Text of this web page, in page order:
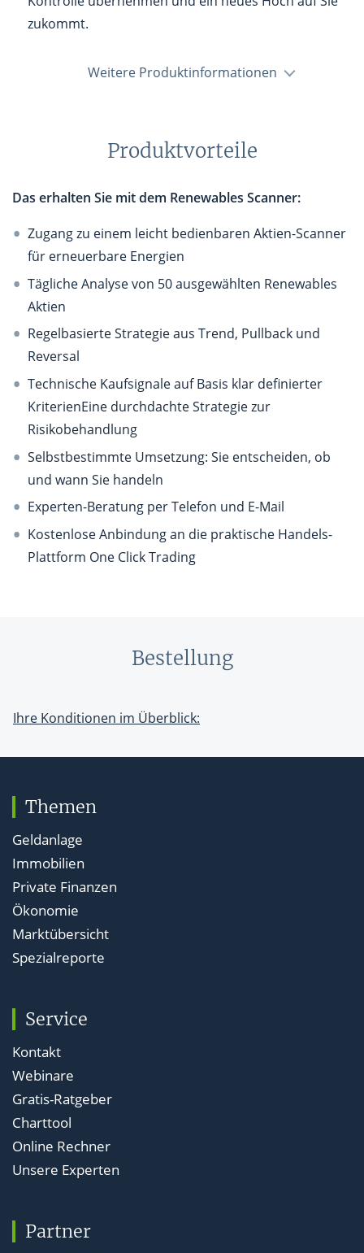
zukommt.
Weitere Produktinformationen
Produktvorteile
Das erhalten Sie mit dem Renewables Scanner:
Zugang zu einem leicht bedienbaren Aktien-Scanner
für erneuerbare Energien
Tägliche Analyse von 50 ausgewählten Renewables
Aktien
Regelbasierte Strategie aus Trend, Pullback und
Reversal
Technische Kaufsignale auf Basis klar definierter
KriterienEine durchdachte Strategie zur
Risikobehandlung
Selbstbestimmte Umsetzung: Sie entscheiden, ob
und wann Sie handeln
Experten-Beratung per Telefon und E-Mail
Kostenlose Anbindung an die praktische Handels-
Plattform One Click Trading
Bestellung
Themen
Geldanlage
Immobilien
Private Finanzen
Ökonomie
Marktübersicht
Spezialreporte
Service
Kontakt
Webinare
Gratis-Ratgeber
Charttool
Online Rechner
Unsere Experten
Partner